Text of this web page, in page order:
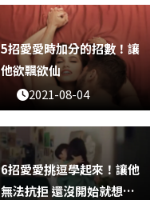
5招愛愛時加分的招數！讓
他欲飄欲仙
2021-08-04
6招愛愛挑逗學起來！讓他
無法抗拒 還沒開始就想射